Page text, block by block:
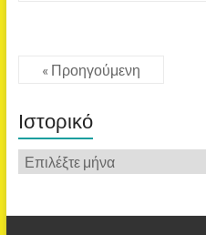
« Προηγούμενη
Ιστορικό